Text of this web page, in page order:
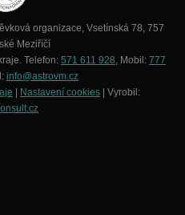
organizace, Vsetínská 78, 757
Meziříčí
Telefon: 571 611 928, Mobil: 777
info@astrovm.cz
Nastavení cookies | Vyrobil: